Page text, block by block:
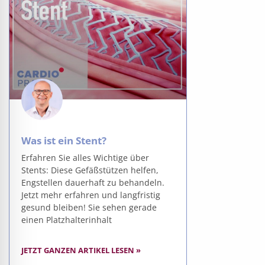
Was ist ein Stent?
Erfahren Sie alles Wichtige über
Stents: Diese Gefäßstützen helfen,
Engstellen dauerhaft zu behandeln.
Jetzt mehr erfahren und langfristig
gesund bleiben! Sie sehen gerade
einen Platzhalterinhalt
JETZT GANZEN ARTIKEL LESEN »